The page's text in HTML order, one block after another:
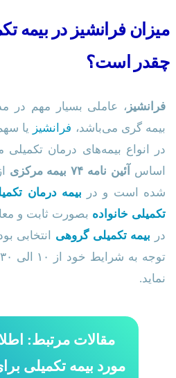
میزان فرانشیز در بیمه
چقدر است؟
فرانشیز ، عاملی بسیار مهم در
بیمه گری می‌باشد، فرانشیز یا
در انواع بیمه‌‌های درمان
اساس
آئین نامه ۷۴ بیمه مرکزی
شده است و در بیمه درمان
تکمیلی خانواده
در بیمه تکمیلی گروهی انتخابی
نماید.
مقالات مرتبط:
مورد بیمه تکمیلی